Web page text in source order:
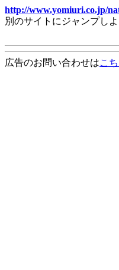
http://www.yomiuri.co.jp/
別のサイトにジャンプし
広告のお問い合わせはこ